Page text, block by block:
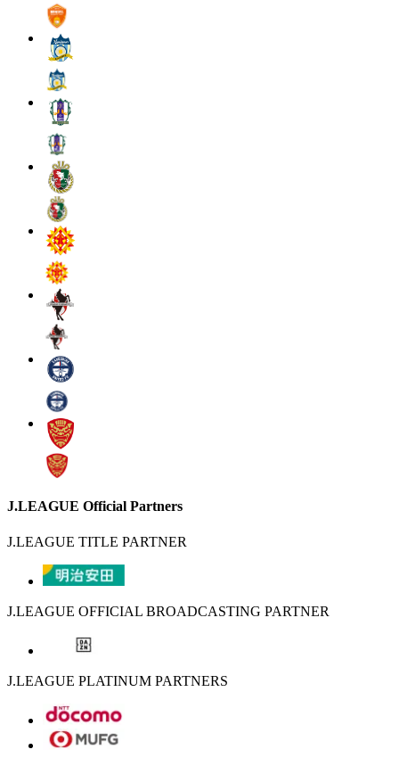
J.LEAGUE Official Partners
J.LEAGUE TITLE PARTNER
J.LEAGUE OFFICIAL BROADCASTING PARTNER
J.LEAGUE PLATINUM PARTNERS